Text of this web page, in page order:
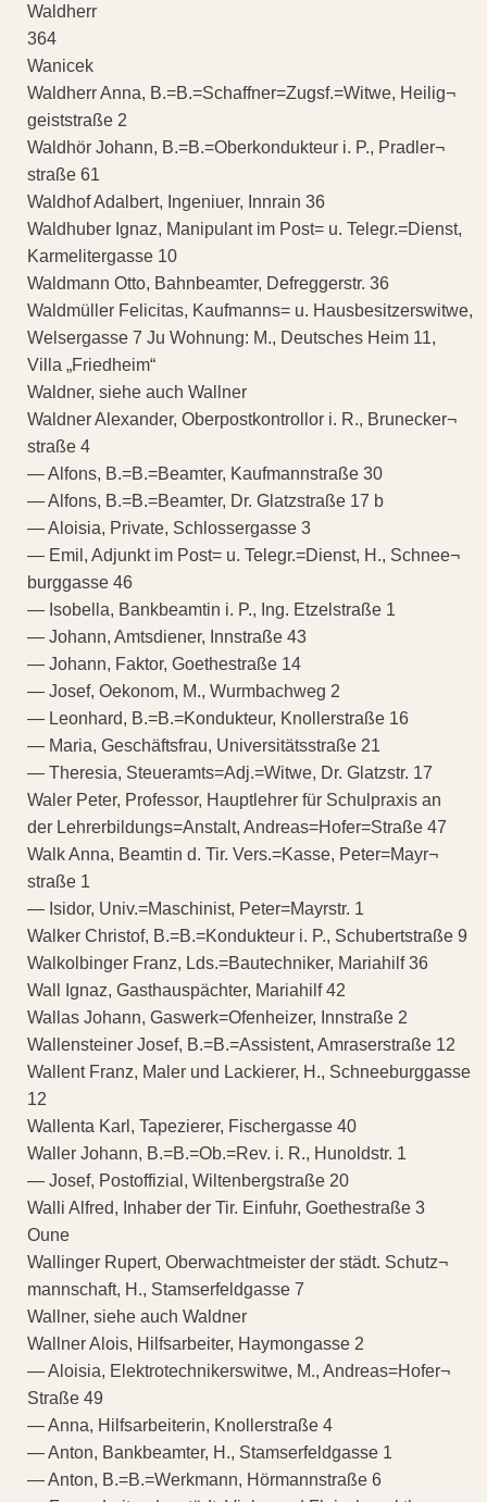
Waldherr
364
Wanicek
Waldherr Anna, B.=B.=Schaffner=Zugsf.=Witwe, Heilig¬
geiststraße 2
Waldhör Johann, B.=B.=Oberkondukteur i. P., Pradler¬
straße 61
Waldhof Adalbert, Ingeniuer, Innrain 36
Waldhuber Ignaz, Manipulant im Post= u. Telegr.=Dienst,
Karmelitergasse 10
Waldmann Otto, Bahnbeamter, Defreggerstr. 36
Waldmüller Felicitas, Kaufmanns= u. Hausbesitzerswitwe,
Welsergasse 7 Ju Wohnung: M., Deutsches Heim 11,
Villa „Friedheim“
Waldner, siehe auch Wallner
Waldner Alexander, Oberpostkontrollor i. R., Brunecker¬
straße 4
— Alfons, B.=B.=Beamter, Kaufmannstraße 30
— Alfons, B.=B.=Beamter, Dr. Glatzstraße 17 b
— Aloisia, Private, Schlossergasse 3
— Emil, Adjunkt im Post= u. Telegr.=Dienst, H., Schnee¬
burggasse 46
— Isobella, Bankbeamtin i. P., Ing. Etzelstraße 1
— Johann, Amtsdiener, Innstraße 43
— Johann, Faktor, Goethestraße 14
— Josef, Oekonom, M., Wurmbachweg 2
— Leonhard, B.=B.=Kondukteur, Knollerstraße 16
— Maria, Geschäftsfrau, Universitätsstraße 21
— Theresia, Steueramts=Adj.=Witwe, Dr. Glatzstr. 17
Waler Peter, Professor, Hauptlehrer für Schulpraxis an
der Lehrerbildungs=Anstalt, Andreas=Hofer=Straße 47
Walk Anna, Beamtin d. Tir. Vers.=Kasse, Peter=Mayr¬
straße 1
— Isidor, Univ.=Maschinist, Peter=Mayrstr. 1
Walker Christof, B.=B.=Kondukteur i. P., Schubertstraße 9
Walkolbinger Franz, Lds.=Bautechniker, Mariahilf 36
Wall Ignaz, Gasthauspächter, Mariahilf 42
Wallas Johann, Gaswerk=Ofenheizer, Innstraße 2
Wallensteiner Josef, B.=B.=Assistent, Amraserstraße 12
Wallent Franz, Maler und Lackierer, H., Schneeburggasse
12
Wallenta Karl, Tapezierer, Fischergasse 40
Waller Johann, B.=B.=Ob.=Rev. i. R., Hunoldstr. 1
— Josef, Postoffizial, Wiltenbergstraße 20
Walli Alfred, Inhaber der Tir. Einfuhr, Goethestraße 3
Oune
Wallinger Rupert, Oberwachtmeister der städt. Schutz¬
mannschaft, H., Stamserfeldgasse 7
Wallner, siehe auch Waldner
Wallner Alois, Hilfsarbeiter, Haymongasse 2
— Aloisia, Elektrotechnikerswitwe, M., Andreas=Hofer¬
Straße 49
— Anna, Hilfsarbeiterin, Knollerstraße 4
— Anton, Bankbeamter, H., Stamserfeldgasse 1
— Anton, B.=B.=Werkmann, Hörmannstraße 6